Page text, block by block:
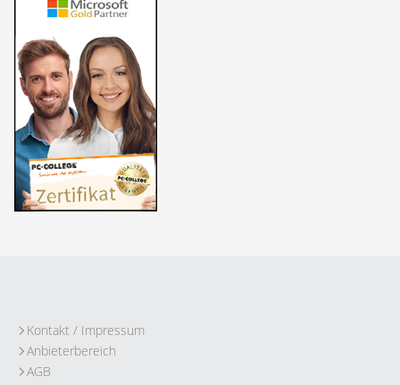
Kontakt / Impressum
Anbieterbereich
AGB